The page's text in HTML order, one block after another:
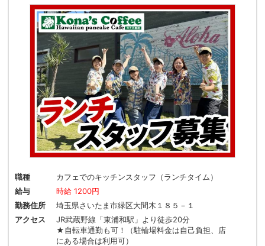
職種
カフェでのキッチンスタッフ（ランチタイム）
給与
時給 1200円
勤務住所
埼玉県さいたま市緑区大間木１８５－１
アクセス
JR武蔵野線「東浦和駅」より徒歩20分
★自転車通勤も可！（駐輪場料金は自己負担、店
にある場合は利用可）